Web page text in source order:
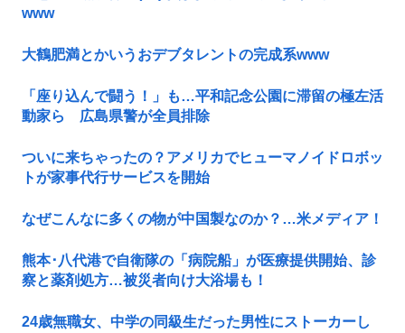
www
大鶴肥満とかいうおデブタレントの完成系www
「座り込んで闘う！」も…平和記念公園に滞留の極左活
動家ら 広島県警が全員排除
ついに来ちゃったの？アメリカでヒューマノイドロボッ
トが家事代行サービスを開始
なぜこんなに多くの物が中国製なのか？…米メディア！
熊本･八代港で自衛隊の「病院船」が医療提供開始、診
察と薬剤処方…被災者向け大浴場も！
24歳無職女、中学の同級生だった男性にストーカーし